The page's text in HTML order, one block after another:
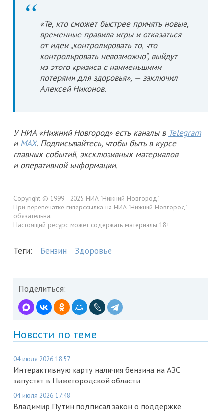
«Те, кто сможет быстрее принять новые,
временные правила игры и отказаться
от идеи „контролировать то, что
контролировать невозможно“, выйдут
из этого кризиса с наименьшими
потерями для здоровья», — заключил
Алексей Никонов.
У НИА «Нижний Новгород» есть каналы в Telegram
и MAX. Подписывайтесь, чтобы быть в курсе
главных событий, эксклюзивных материалов
и оперативной информации.
Copyright © 1999—2025 НИА "Нижний Новгород".
При перепечатке гиперссылка на НИА "Нижний Новгород"
обязательна.
Настоящий ресурс может содержать материалы 18+
Теги: Бензин Здоровье
Поделиться:
Новости по теме
04 июля 2026 18:57
Интерактивную карту наличия бензина на АЗС
запустят в Нижегородской области
04 июля 2026 17:48
Владимир Путин подписал закон о поддержке